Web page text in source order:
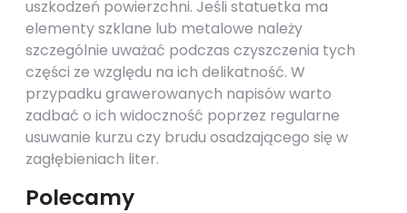
uszkodzeń powierzchni. Jeśli statuetka ma
elementy szklane lub metalowe należy
szczególnie uważać podczas czyszczenia tych
części ze względu na ich delikatność. W
przypadku grawerowanych napisów warto
zadbać o ich widoczność poprzez regularne
usuwanie kurzu czy brudu osadzającego się w
zagłębieniach liter.
Polecamy